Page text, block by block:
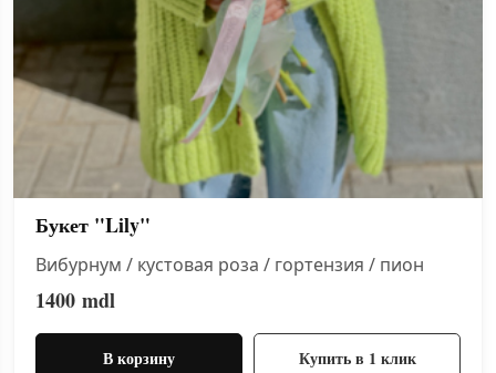
Букет "Lily"
Вибурнум / кустовая роза / гортензия / пион
1400 mdl
В корзину Купить в 1 клик